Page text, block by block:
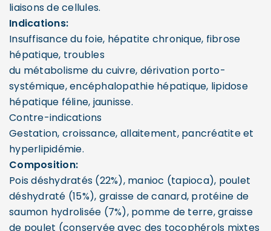
liaisons de cellules.
Indications:
Insuffisance du foie, hépatite chronique, fibrose
hépatique, troubles
du métabolisme du cuivre, dérivation porto-
systémique, encéphalopathie hépatique, lipidose
hépatique féline, jaunisse.
Contre-indications
Gestation, croissance, allaitement, pancréatite et
hyperlipidémie.
Composition:
Pois déshydratés (22%), manioc (tapioca), poulet
déshydraté (15%), graisse de canard, protéine de
saumon hydrolisée (7%), pomme de terre, graisse
de poulet (conservée avec des tocophérols mixtes